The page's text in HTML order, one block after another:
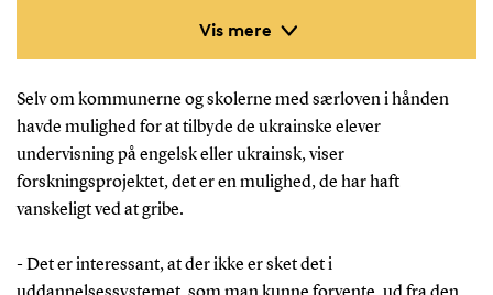
Vis mere
folkeskoler fra skolestart i august 2022 og indtil
Forskerne fulgte og interviewede alle aktører, det
vil sige børnene, lærerne samt ansatte i
forvaltningen.
medieforsker deltager i projektgruppen på SDU.
Selv om kommunerne og skolerne med særloven i hånden
havde mulighed for at tilbyde de ukrainske elever
undervisning på engelsk eller ukrainsk, viser
forskningsprojektet, det er en mulighed, de har haft
vanskeligt ved at gribe.
- Det er interessant, at der ikke er sket det i